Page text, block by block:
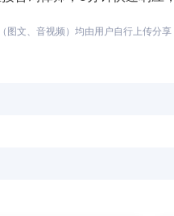
图文、音视频）均由用户自行上传分